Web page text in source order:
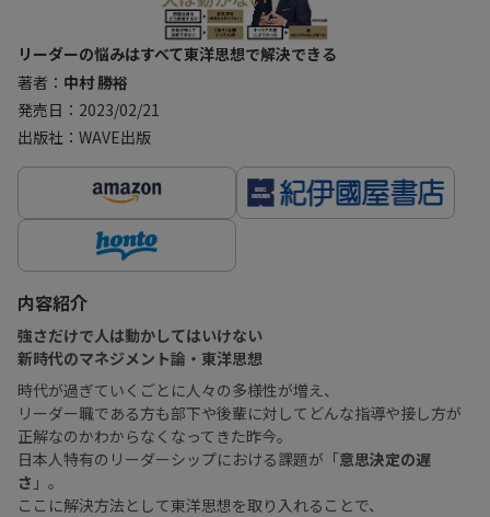
リーダーの悩みはすべて東洋思想で解決できる
著者： 中村 勝裕
発売日：2023/02/21
出版社：WAVE出版
内容紹介
強さだけで人は動かしてはいけない
新時代のマネジメント論・東洋思想
時代が過ぎていくごとに人々の多様性が増え、
リーダー職である方も部下や後輩に対してどんな指導や接し方が
正解なのかわからなくなってきた昨今。
日本人特有のリーダーシップにおける課題が「意思決定の遅
さ 」。
ここに解決方法として東洋思想を取り入れることで、